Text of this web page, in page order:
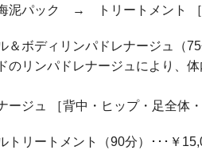
泥パック → トリートメント ［
＆ボディリンパドレナージュ（
のリンパドレナージュにより、
ージュ ［背中・ヒップ・足全体
トリートメント（90分）･･･￥